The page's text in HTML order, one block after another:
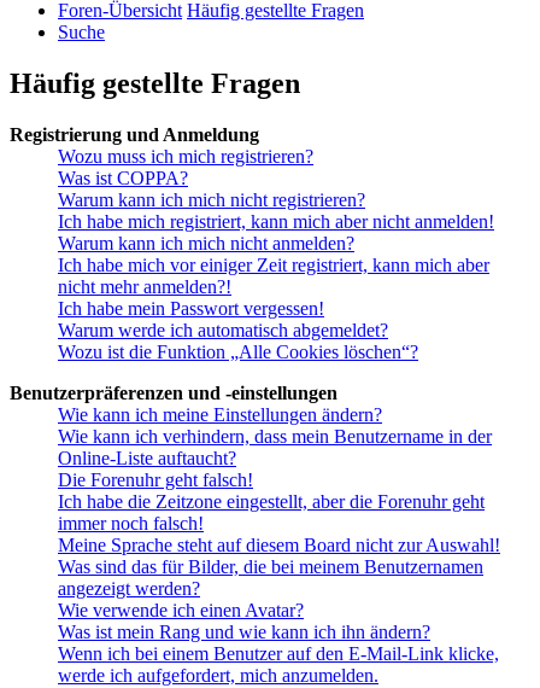
Foren-Übersicht Häufig gestellte Fragen
Suche
Häufig gestellte Fragen
Registrierung und Anmeldung
Wozu muss ich mich registrieren?
Was ist COPPA?
Warum kann ich mich nicht registrieren?
Ich habe mich registriert, kann mich aber nicht anmelden!
Warum kann ich mich nicht anmelden?
Ich habe mich vor einiger Zeit registriert, kann mich aber
nicht mehr anmelden?!
Ich habe mein Passwort vergessen!
Warum werde ich automatisch abgemeldet?
Wozu ist die Funktion „Alle Cookies löschen“?
Benutzerpräferenzen und -einstellungen
Wie kann ich meine Einstellungen ändern?
Wie kann ich verhindern, dass mein Benutzername in der
Online-Liste auftaucht?
Die Forenuhr geht falsch!
Ich habe die Zeitzone eingestellt, aber die Forenuhr geht
immer noch falsch!
Meine Sprache steht auf diesem Board nicht zur Auswahl!
Was sind das für Bilder, die bei meinem Benutzernamen
angezeigt werden?
Wie verwende ich einen Avatar?
Was ist mein Rang und wie kann ich ihn ändern?
Wenn ich bei einem Benutzer auf den E-Mail-Link klicke,
werde ich aufgefordert, mich anzumelden.